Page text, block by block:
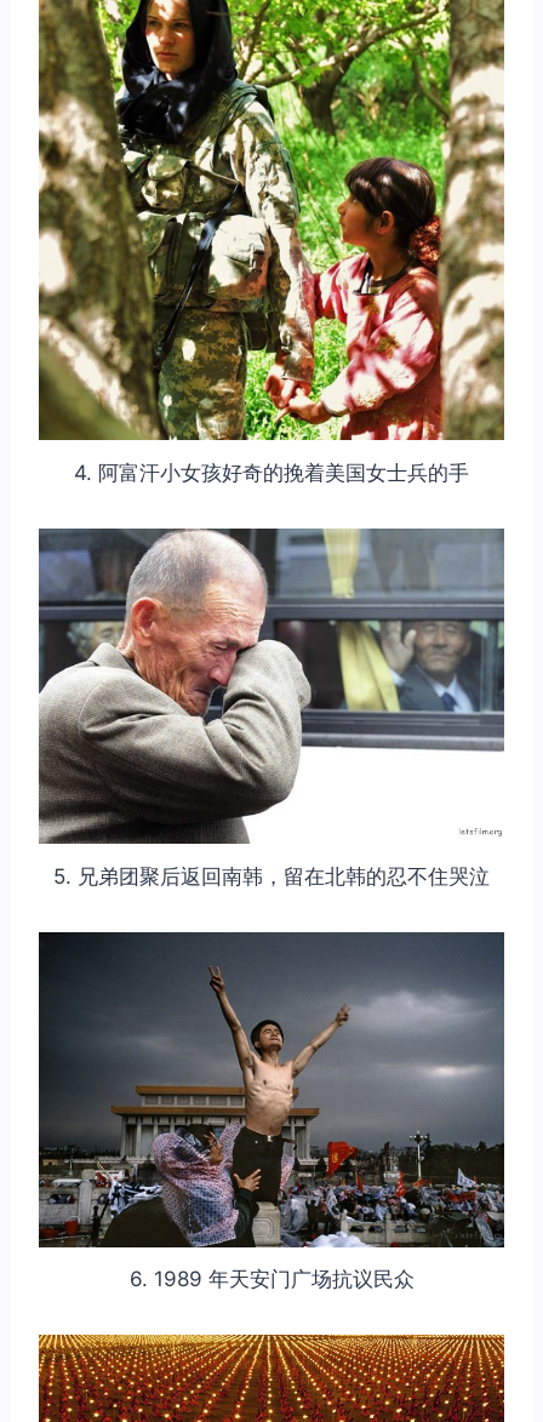
4. 阿富汗小女孩好奇的挽着美国女士兵的手
5. 兄弟团聚后返回南韩，留在北韩的忍不住哭泣
6. 1989 年天安门广场抗议民众